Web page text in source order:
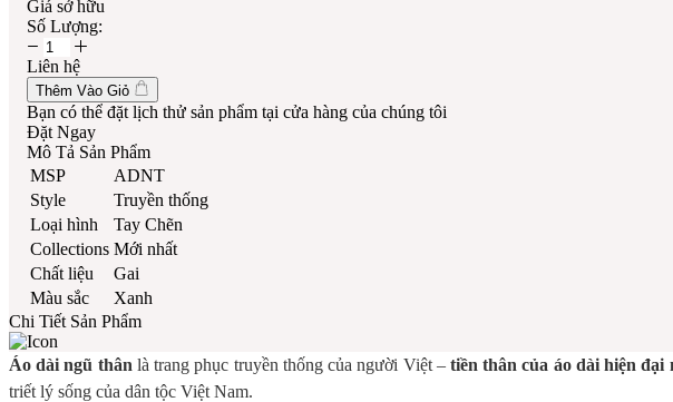
Giá sở hữu
Số Lượng:
Liên hệ
Thêm Vào Giỏ
Bạn có thể đặt lịch thử sản phẩm tại cửa hàng của chúng tôi
Đặt Ngay
Mô Tả Sản Phẩm
MSP
ADNT
Style
Truyền thống
Loại hình
Tay Chẽn
Collections Mới nhất
Chất liệu
Gai
Màu sắc
Xanh
Chi Tiết Sản Phẩm
Áo dài ngũ thân là trang phục truyền thống của người Việt – tiền thân của áo dài hiện đại
triết lý sống của dân tộc Việt Nam.